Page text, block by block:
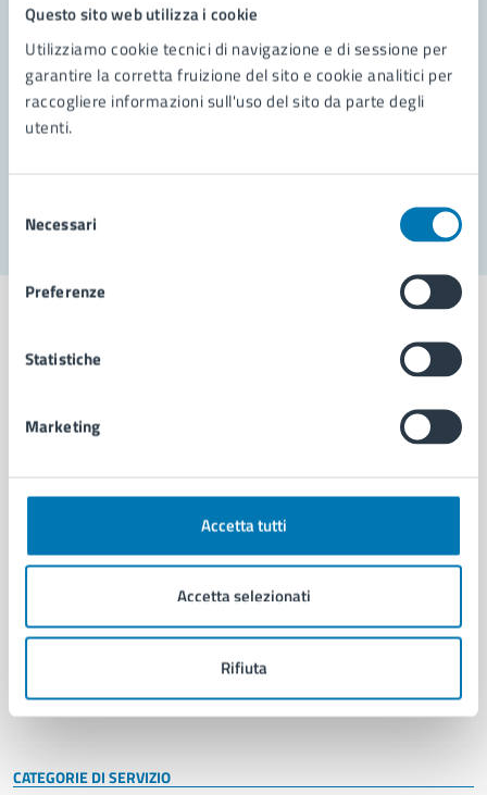
Questo sito web utilizza i cookie
Utilizziamo cookie tecnici di navigazione e di sessione per
garantire la corretta fruizione del sito e cookie analitici per
raccogliere informazioni sull'uso del sito da parte degli
utenti.
delNecessari
Preferenze
Statistiche
Marketing
Accetta tutti
Accetta selezionati
Rifiuta
Richiedi assistenza
Prenota appuntamento
Problemi in città
Aree amministrative
Uffici
Politici
Intranet, posta aziendale e protocollo
CATEGORIE DI SERVIZIO